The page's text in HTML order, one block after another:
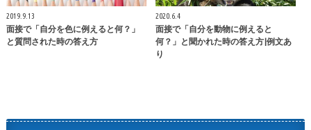
2019.9.13
面接で「自分を色に例えると何？」
と質問された時の答え方
2020.6.4
面接で「自分を動物に例えると
何？」と聞かれた時の答え方|例文あ
り